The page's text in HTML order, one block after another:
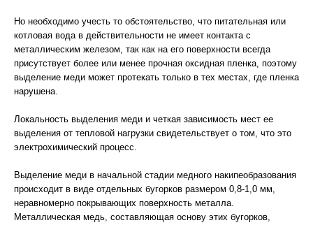
Но необходимо учесть то обстоятельство, что питательная или
котловая вода в действительности не имеет контакта с
металлическим железом, так как на его поверхности всегда
присутствует более или менее прочная оксидная пленка, поэтому
выделение меди может протекать только в тех местах, где пленка
нарушена.
Локальность выделения меди и четкая зависимость мест ее
выделения от тепловой нагрузки свидетельствует о том, что это
электрохимический процесс.
Выделение меди в начальной стадии медного накипеобразования
происходит в виде отдельных бугорков размером 0,8-1,0 мм,
неравномерно покрывающих поверхность металла.
Металлическая медь, составляющая основу этих бугорков,